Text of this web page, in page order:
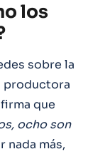
los
sobre la
productora
que
ocho son
nada más,